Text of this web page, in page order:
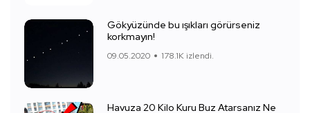
Gökyüzünde bu ışıkları görürseniz
korkmayın!
09.05.2020 178.1K izlendi.
Havuza 20 Kilo Kuru Buz Atarsanız Ne